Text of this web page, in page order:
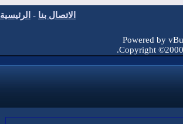
الاتصال بنا - الرئيسية
Powered by
Copyright